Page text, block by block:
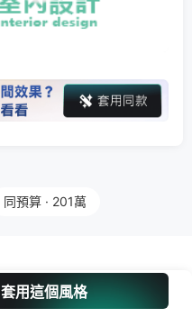
同預算 · 201萬
套用這個風格